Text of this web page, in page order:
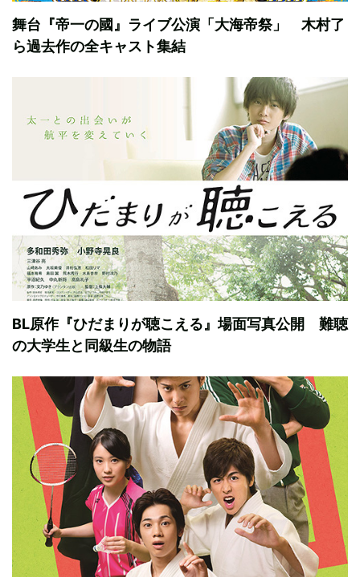
舞台『帝一の國』ライブ公演「大海帝祭」 木村了
ら過去作の全キャスト集結
BL原作『ひだまりが聴こえる』場面写真公開 難聴
の大学生と同級生の物語